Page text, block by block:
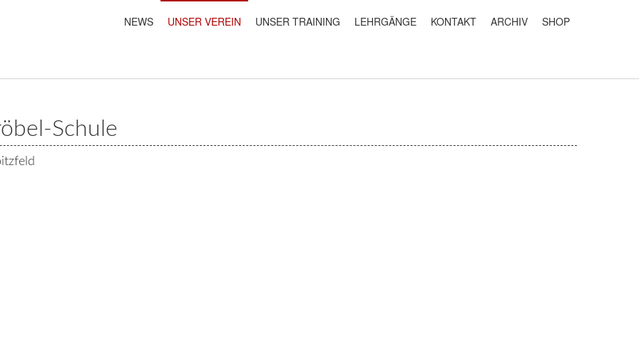
NEWS UNSER VEREIN UNSER TRAINING LEHRGÄNGE KONTAKT ARCHIV SHOP
Schule